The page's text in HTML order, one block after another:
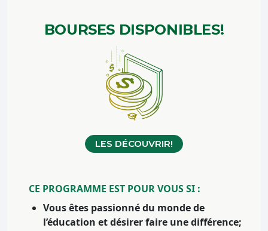
BOURSES DISPONIBLES!
LES DÉCOUVRIR!
CE PROGRAMME EST POUR VOUS SI :
Vous êtes passionné du monde de
l’éducation et désirer faire une différence;